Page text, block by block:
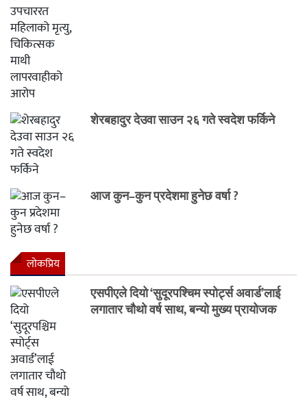
शेरबहादुर देउवा साउन २६ गते स्वदेश फर्किने
आज कुन–कुन प्रदेशमा हुनेछ वर्षा ?
लाेकप्रिय
एसपीएले दियो ‘सुदूरपश्चिम स्पोर्ट्स अवार्ड’लाई
लगातार चौथो वर्ष साथ, बन्यो मुख्य प्रायोजक